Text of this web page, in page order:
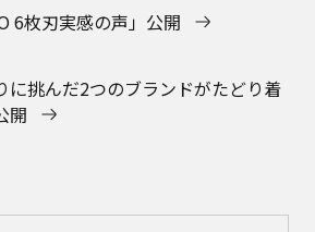
6枚刃実感の声」公開
に挑んだ2つのブランドがたどり着
開